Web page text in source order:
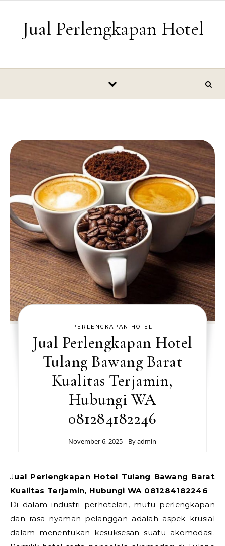
Jual Perlengkapan Hotel
PERLENGKAPAN HOTEL
Jual Perlengkapan Hotel
Tulang Bawang Barat
Kualitas Terjamin,
Hubungi WA
081284182246
November 6, 2025 - Byadmin
Jual Perlengkapan Hotel Tulang Bawang Barat
Kualitas Terjamin, Hubungi WA 081284182246 –
Di dalam industri perhotelan, mutu perlengkapan
dan rasa nyaman pelanggan adalah aspek krusial
dalam menentukan kesuksesan suatu akomodasi.